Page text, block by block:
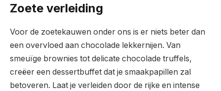
Zoete verleiding
Voor de zoetekauwen onder ons is er niets beter dan
een overvloed aan chocolade lekkernijen. Van
smeuïge brownies tot delicate chocolade truffels,
creëer een dessertbuffet dat je smaakpapillen zal
betoveren. Laat je verleiden door de rijke en intense